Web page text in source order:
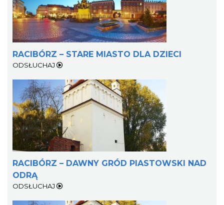
RACIBÓRZ – STARE MIASTO DLA DZIECI
ODSŁUCHAJ
RACIBÓRZ – DAWNY GRÓD PIASTOWSKI NAD
ODRĄ
ODSŁUCHAJ